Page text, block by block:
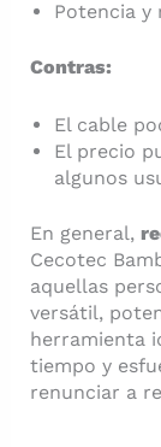
Potencia y
Contras:
El cable
El precio
algunos
En general,
Cecotec
aquellas
versátil,
herramienta
tiempo y
renunciar a